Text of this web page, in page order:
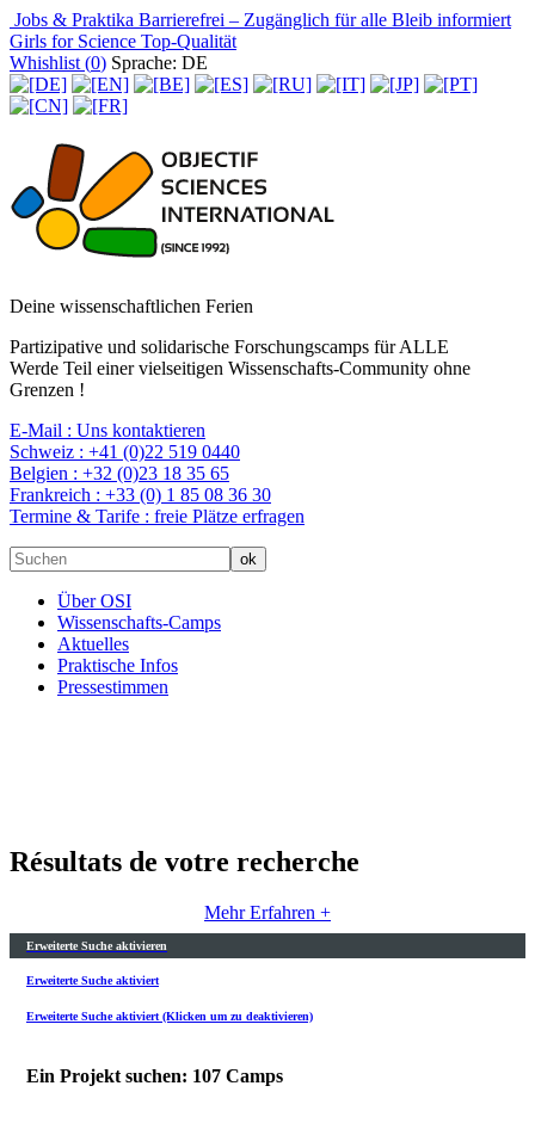
Jobs & Praktika Barrierefrei – Zugänglich für alle Bleib informiert
Girls for Science Top-Qualität
Whishlist (0) Sprache: DE
Deine wissenschaftlichen Ferien
Partizipative und solidarische Forschungscamps für ALLE
Werde Teil einer vielseitigen Wissenschafts-Community ohne
Grenzen !
E-Mail : Uns kontaktieren
Schweiz : +41 (0)22 519 0440
Belgien : +32 (0)23 18 35 65
Frankreich : +33 (0) 1 85 08 36 30
Termine & Tarife : freie Plätze erfragen
Über OSI
Wissenschafts-Camps
Aktuelles
Praktische Infos
Pressestimmen
Résultats de votre recherche
Mehr Erfahren +
Erweiterte Suche aktivieren
Erweiterte Suche aktiviert
Erweiterte Suche aktiviert (Klicken um zu deaktivieren)
Ein Projekt suchen: 107 Camps